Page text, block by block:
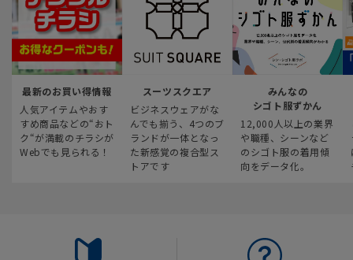
最新のお買い得情報
人気アイテムやおす
すめ商品などの“おト
ク“が満載のチラシが
Webでも見られる！
スーツスクエア
ビジネスウェアがな
んでも揃う、4つのブ
ランドが一体となっ
た新感覚の複合型ス
トアです
みんなの
シゴト服ずかん
12,000人以上の業界
や職種、シーンなど
のシゴト服の着用傾
向をデータ化。